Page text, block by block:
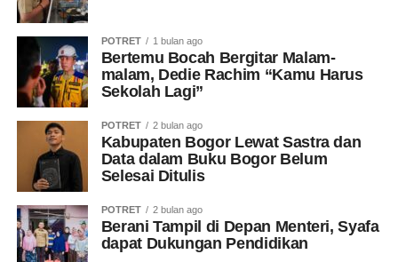
POTRET 1 bulan ago
Bertemu Bocah Bergitar Malam-
malam, Dedie Rachim “Kamu Harus
Sekolah Lagi”
POTRET 2 bulan ago
Kabupaten Bogor Lewat Sastra dan
Data dalam Buku Bogor Belum
Selesai Ditulis
POTRET 2 bulan ago
Berani Tampil di Depan Menteri, Syafa
dapat Dukungan Pendidikan